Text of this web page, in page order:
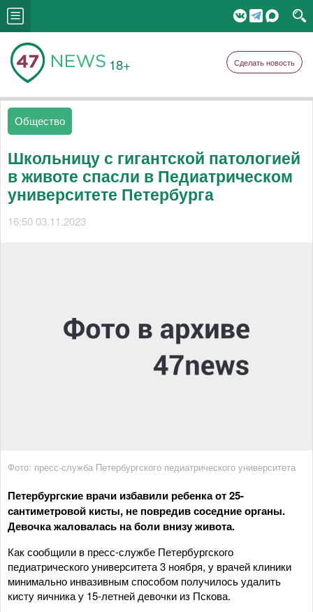
18+ Сделать новость
Общество
Школьницу с гигантской патологией
в животе спасли в Педиатрическом
университете Петербурга
16:50 03.11.2023
Фото: пресс-служба Петербургского педиатрического университета
Петербургские врачи избавили ребенка от 25-
сантиметровой кисты, не повредив соседние органы.
Девочка жаловалась на боли внизу живота.
Как сообщили в пресс-службе Петербургского
педиатрического университета 3 ноября, у врачей клиники
минимально инвазивным способом получилось удалить
кисту яичника у 15-летней девочки из Пскова.